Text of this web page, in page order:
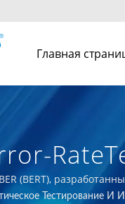
Главная
(BERT),
5G
Тестирование И